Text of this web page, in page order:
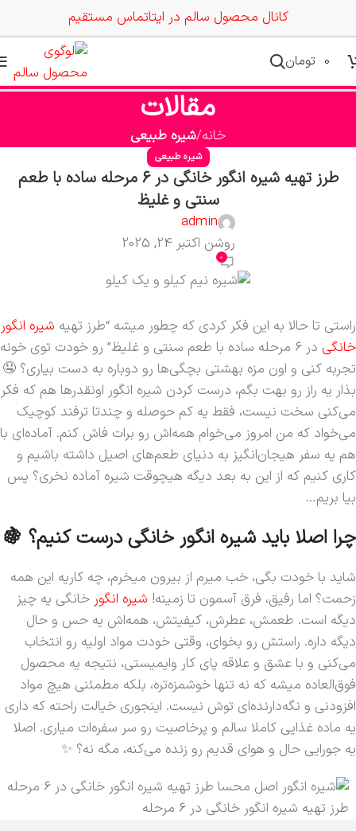
کانال محصول سالم در ایتاتماس مستقیم
0 تومان
مقالات
خانه شیره طبیعی
شیره طبیعی
طرز تهیه شیره انگور خانگی در 6 مرحله ساده با طعم
سنتی و غلیظ
admin
روشن اکتبر 24, 2025
0
راستی تا حالا به این فکر کردی که چطور میشه “طرز تهیه شیره انگور
خانگی
در 6 مرحله ساده با طعم سنتی و غلیظ” رو خودت توی خونه
تجربه کنی و اون مزه بهشتی بچگی‌ها رو دوباره به دست بیاری؟ 🤤
بذار یه راز رو بهت بگم، درست کردن شیره انگور اونقدرها هم که فکر
می‌کنی سخت نیست، فقط یه کم حوصله و چندتا ترفند کوچیک
می‌خواد که من امروز می‌خوام همه‌اش رو برات فاش کنم. آماده‌ای با
هم یه سفر هیجان‌انگیز به دنیای طعم‌های اصیل داشته باشیم و
کاری کنیم که از این به بعد دیگه هیچوقت شیره آماده نخری؟ پس
بیا بریم…
چرا اصلا باید شیره انگور خانگی درست کنیم؟ 🍇
شاید با خودت بگی، خب میرم از بیرون میخرم، چه کاریه این همه
زحمت؟ اما رفیق، فرق آسمون تا زمینه! شیره انگور خانگی یه چیز
دیگه است. طعمش، عطرش، کیفیتش، همه‌اش یه حس و حال
دیگه داره. راستش رو بخوای، وقتی خودت مواد اولیه رو انتخاب
می‌کنی و با عشق و علاقه پای کار وایمیستی، نتیجه یه محصول
فوق‌العاده میشه که نه تنها خوشمزه‌تره، بلکه مطمئنی هیچ مواد
افزودنی و نگه‌دارنده‌ای توش نیست. اینجوری خیالت راحته که داری
یه ماده غذایی کاملا سالم و پرخاصیت رو سر سفره‌ات میاری. اصلا
یه جورایی حال و هوای قدیم رو زنده می‌کنه، مگه نه؟ ✨
طرز تهیه شیره انگور خانگی در 6 مرحله